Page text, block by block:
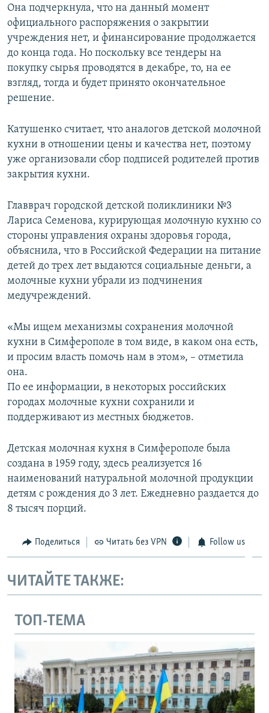
Она подчеркнула, что на данный момент
официального распоряжения о закрытии
учреждения нет, и финансирование продолжается
до конца года. Но поскольку все тендеры на
покупку сырья проводятся в декабре, то, на ее
взгляд, тогда и будет принято окончательное
решение.
Катушенко считает, что аналогов детской молочной
кухни в отношении цены и качества нет, поэтому
уже организовали сбор подписей родителей против
закрытия кухни.
Главврач городской детской поликлиники №3
Лариса Семенова, курирующая молочную кухню со
стороны управления охраны здоровья города,
объяснила, что в Российской Федерации на питание
детей до трех лет выдаются социальные деньги, а
молочные кухни убрали из подчинения
медучреждений.
«Мы ищем механизмы сохранения молочной
кухни в Симферополе в том виде, в каком она есть,
и просим власть помочь нам в этом», – отметила
она.
По ее информации, в некоторых российских
городах молочные кухни сохранили и
поддерживают из местных бюджетов.
Детская молочная кухня в Симферополе была
создана в 1959 году, здесь реализуется 16
наименований натуральной молочной продукции
детям с рождения до 3 лет. Ежедневно раздается до
8 тысяч порций.
Поделиться Читать без VPN Follow us
ЧИТАЙТЕ ТАКЖЕ:
ТОП-ТЕМА